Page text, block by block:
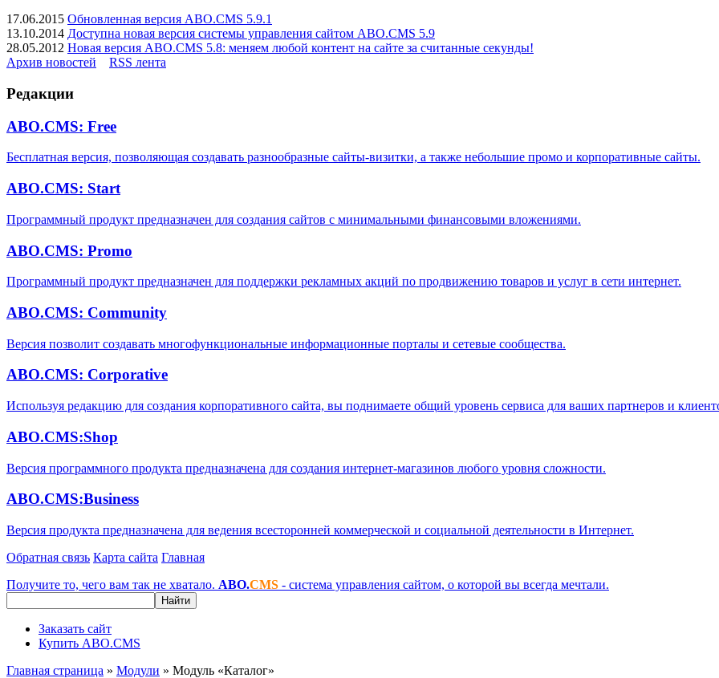
17.06.2015 Обновленная версия ABO.CMS 5.9.1
13.10.2014 Доступна новая версия системы управления сайтом ABO.CMS 5.9
28.05.2012 Новая версия ABO.CMS 5.8: меняем любой контент на сайте за считанные секунды!
Архив новостей
RSS лента
Редакции
ABO.CMS: Free
Бесплатная версия, позволяющая создавать разнообразные сайты-визитки, а также небольшие промо и корпоративные сайты.
ABO.CMS: Start
Программный продукт предназначен для создания сайтов с минимальными финансовыми вложениями.
ABO.CMS: Promo
Программный продукт предназначен для поддержки рекламных акций по продвижению товаров и услуг в сети интернет.
ABO.CMS: Community
Версия позволит создавать многофункциональные информационные порталы и сетевые сообщества.
ABO.CMS: Corporative
Используя редакцию для создания корпоративного сайта, вы поднимаете общий уровень сервиса для ваших партнеров и
ABO.CMS:Shop
Версия программного продукта предназначена для создания интернет-магазинов любого уровня сложности.
ABO.CMS:Business
Версия продукта предназначена для ведения всесторонней коммерческой и социальной деятельности в Интернет.
Обратная связь Карта сайта Главная
Получите то, чего вам так не хватало. ABO.CMS - система управления сайтом, о которой вы всегда мечтали.
Найти
Заказать сайт
Купить ABO.CMS
Главная страница » Модули » Модуль «Каталог»